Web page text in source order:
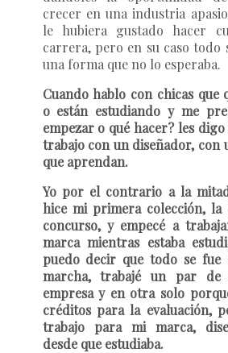
crecer en una industria
le hubiera gustado hacer
carrera, pero en su caso todo
una forma que no lo esperaba.
Cuando hablo con chicas que
o están estudiando y me
empezar o qué hacer? les
trabajo con un diseñador, con
que aprendan.
Yo por el contrario a la
hice mi primera colección, la
concurso, y empecé a
marca mientras estaba
puedo decir que todo se fue
marcha, trabajé un par de
empresa y en otra solo
créditos para la evaluación,
trabajo para mi marca,
desde que estudiaba.